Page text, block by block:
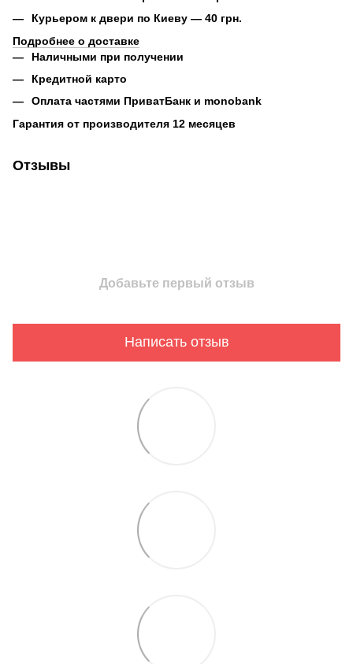
Курьером к двери по Киеву — 40 грн.
Подробнее о доставке
Наличными при получении
Кредитной карто
Оплата частями ПриватБанк и monobank
Гарантия от производителя 12 месяцев
Отзывы
Добавьте первый отзыв
Написать отзыв